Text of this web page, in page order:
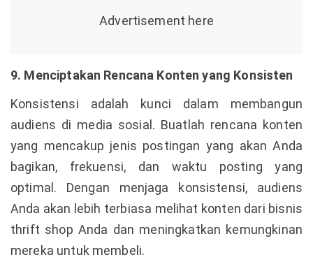
9. Menciptakan Rencana Konten yang Konsisten
Konsistensi adalah kunci dalam membangun
audiens di media sosial. Buatlah rencana konten
yang mencakup jenis postingan yang akan Anda
bagikan, frekuensi, dan waktu posting yang
optimal. Dengan menjaga konsistensi, audiens
Anda akan lebih terbiasa melihat konten dari bisnis
thrift shop Anda dan meningkatkan kemungkinan
mereka untuk membeli.